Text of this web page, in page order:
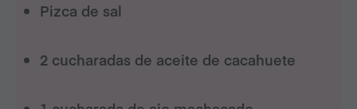
Pizca de sal
2 cucharadas de aceite de cacahuete